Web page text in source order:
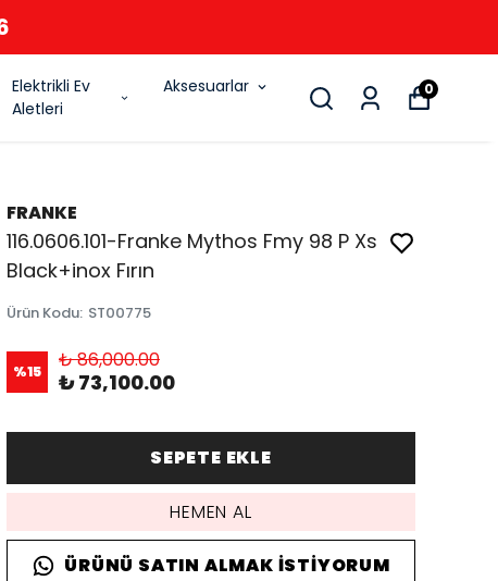
Elektrikli Ev
Aletleri
Aksesuarlar 0
FRANKE
116.0606.101-Franke Mythos Fmy 98 P Xs
Black+inox Fırın
Ürün Kodu: ST00775
%15 ₺ 86,000.00
₺ 73,100.00
SEPETE EKLE
HEMEN AL
ÜRÜNÜ SATIN ALMAK İSTIYORUM